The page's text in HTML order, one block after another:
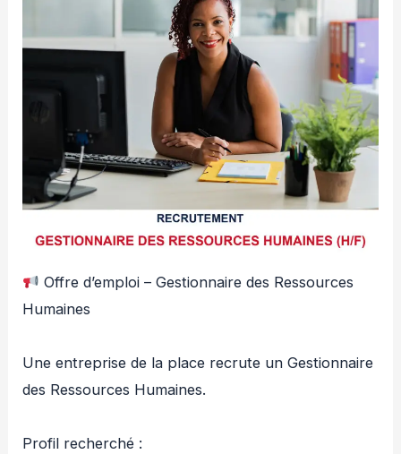
Offre d’emploi – Gestionnaire des Ressources
Humaines
Une entreprise de la place recrute un Gestionnaire
des Ressources Humaines.
Profil recherché :